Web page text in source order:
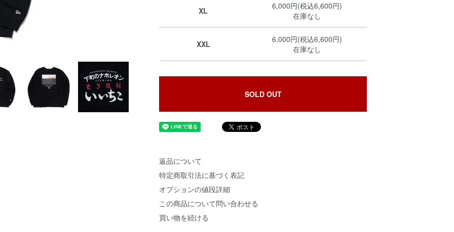
XL
6,000円(税込6,600円)
在庫なし
XXL
6,000円(税込6,600円)
在庫なし
SOLD OUT
返品について
特定商取引法に基づく表記
オプションの値段詳細
この商品について問い合わせる
買い物を続ける